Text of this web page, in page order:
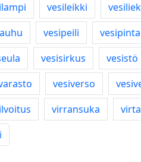
vesileikki
vesipeili vesipinta
vesisirkus vesistö
vesiverso
virransuka